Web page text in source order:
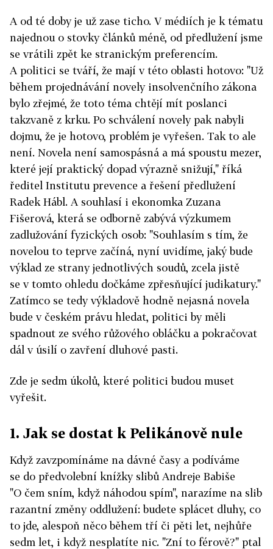
A od té doby je už zase ticho. V médiích je k tématu
najednou o stovky článků méně, od předlužení jsme
se vrátili zpět ke stranickým preferencím.
A politici se tváří, že mají v této oblasti hotovo: "Už
během projednávání novely insolvenčního zákona
bylo zřejmé, že toto téma chtějí mít poslanci
takzvaně z krku. Po schválení novely pak nabyli
dojmu, že je hotovo, problém je vyřešen. Tak to ale
není. Novela není samospásná a má spoustu mezer,
které její praktický dopad výrazně snižují," říká
ředitel Institutu prevence a řešení předlužení
Radek Hábl. A souhlasí i ekonomka Zuzana
Fišerová, která se odborně zabývá výzkumem
zadlužování fyzických osob: "Souhlasím s tím, že
novelou to teprve začíná, nyní uvidíme, jaký bude
výklad ze strany jednotlivých soudů, zcela jistě
se v tomto ohledu dočkáme zpřesňující judikatury."
Zatímco se tedy výkladově hodně nejasná novela
bude v českém právu hledat, politici by měli
spadnout ze svého růžového obláčku a pokračovat
dál v úsilí o zavření dluhové pasti.
Zde je sedm úkolů, které politici budou muset
vyřešit.
1. Jak se dostat k Pelikánově nule
Když zavzpomínáme na dávné časy a podíváme
se do předvolební knížky slibů Andreje Babiše
"O čem sním, když náhodou spím", narazíme na slib
razantní změny oddlužení: budete splácet dluhy, co
to jde, alespoň něco během tří či pěti let, nejhůře
sedm let, i když nesplatíte nic. "Zní to férově?" ptal